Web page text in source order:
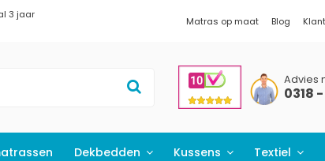
3 jaar
Matras op maat Blog
Advies
0318
Dekbedden Kussens Textiel